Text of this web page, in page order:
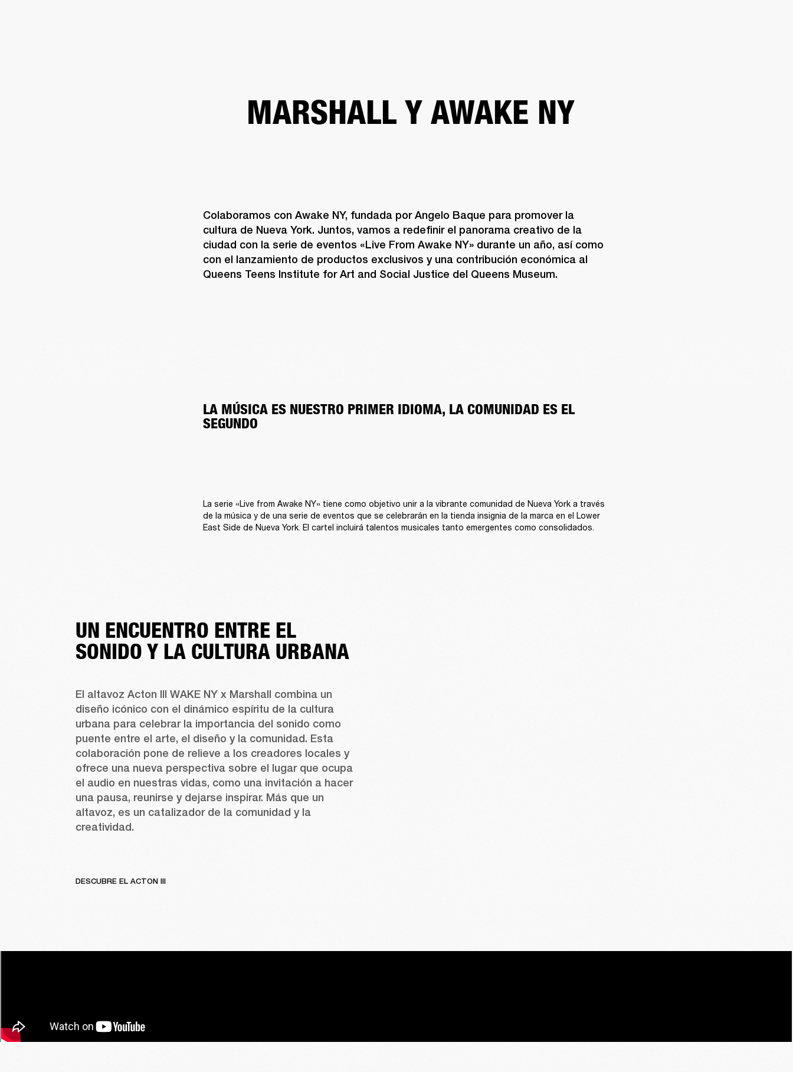
MARSHALL Y AWAKE NY
Colaboramos con Awake NY, fundada por Angelo Baque para promover la
cultura de Nueva York. Juntos, vamos a redefinir el panorama creativo de la
ciudad con la serie de eventos «Live From Awake NY» durante un año, así como
con el lanzamiento de productos exclusivos y una contribución económica al
Queens Teens Institute for Art and Social Justice del Queens Museum.
LA MÚSICA ES NUESTRO PRIMER IDIOMA, LA COMUNIDAD ES EL
SEGUNDO
La serie «Live from Awake NY» tiene como objetivo unir a la vibrante comunidad de Nueva York a través
de la música y de una serie de eventos que se celebrarán en la tienda insignia de la marca en el Lower
East Side de Nueva York. El cartel incluirá talentos musicales tanto emergentes como consolidados.
UN ENCUENTRO ENTRE EL
SONIDO Y LA CULTURA URBANA
El altavoz Acton III WAKE NY x Marshall combina un
diseño icónico con el dinámico espíritu de la cultura
urbana para celebrar la importancia del sonido como
puente entre el arte, el diseño y la comunidad. Esta
colaboración pone de relieve a los creadores locales y
ofrece una nueva perspectiva sobre el lugar que ocupa
el audio en nuestras vidas, como una invitación a hacer
una pausa, reunirse y dejarse inspirar. Más que un
altavoz, es un catalizador de la comunidad y la
creatividad.
DESCUBRE EL ACTON III